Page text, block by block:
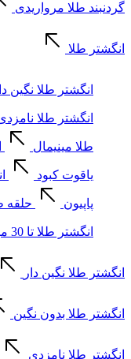
گردنبند طلا مرواریدی
انگشتر طلا
انگشتر طلا نگین
انگشتر طلا
طلا مینیمال
یاقوت کبود
پاپیون حلقه
انگشتر طلا تا 30 میلیون
انگشتر طلا نگین دار
انگشتر طلا بدون نگین
انگشتر طلا نامزدی